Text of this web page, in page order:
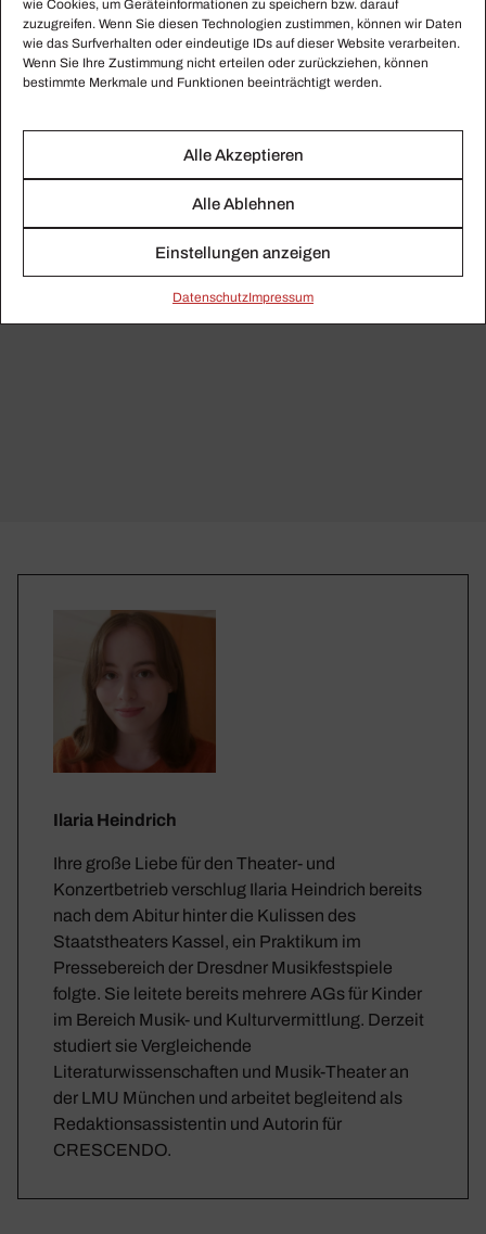
wie Cookies, um Geräteinformationen zu speichern bzw. darauf
zuzugreifen. Wenn Sie diesen Technologien zustimmen, können wir Daten
wie das Surfverhalten oder eindeutige IDs auf dieser Website verarbeiten.
Wenn Sie Ihre Zustimmung nicht erteilen oder zurückziehen, können
bestimmte Merkmale und Funktionen beeinträchtigt werden.
Alle Akzeptieren
Alle Ablehnen
Einstellungen anzeigen
Daten­schutzImpressum
Garden Futures
Designing with Nature
25.03.2023 – 03.10.2023
museum.de/de/ausstellungen/detailseiten/garden-
futures.html
Ilaria Heindrich
Ihre große Liebe für den Theater- und
Konzertbetrieb verschlug Ilaria Heindrich bereits
nach dem Abitur hinter die Kulissen des
Staatstheaters Kassel, ein Praktikum im
Pressebereich der Dresdner Musikfestspiele
folgte. Sie leitete bereits mehrere AGs für Kinder
im Bereich Musik- und Kulturvermittlung. Derzeit
studiert sie Vergleichende
Literaturwissenschaften und Musik-Theater an
der LMU München und arbeitet begleitend als
Redaktionsassistentin und Autorin für
CRESCENDO.